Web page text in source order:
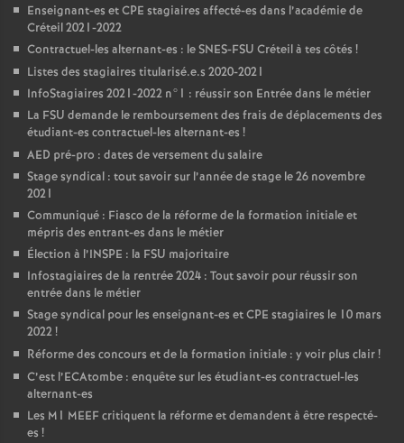
Enseignant-es etCPE stagiaires affecté-es dans l’académie de
Créteil 2021-2022
Contractuel-les alternant-es : leSNES-FSU Créteil à tes côtés !
Listes des stagiaires titularisé.e.s 2020-2021
InfoStagiaires 2021-2022 n°1 : réussir son Entrée dans le métier
La FSU demande le remboursement des frais de déplacements des
étudiant-es contractuel-les alternant-es !
AED pré-pro : dates de versement du salaire
Stage syndical : tout savoir sur l’année de stage le 26 novembre
2021
Communiqué : Fiasco de la réforme de la formation initiale et
mépris des entrant-es dans le métier
Élection à l’INSPE : la FSU majoritaire
Infostagiaires de la rentrée 2024 : Tout savoir pour réussir son
entrée dans le métier
Stage syndical pour les enseignant-es etCPE stagiaires le 10 mars
2022!
Réforme des concours et de la formation initiale : y voir plus clair!
C’est l’ECAtombe : enquête sur les étudiant-es contractuel-les
alternant-es
Les M1 MEEFcritiquent la réforme et demandent à être respecté-
es !